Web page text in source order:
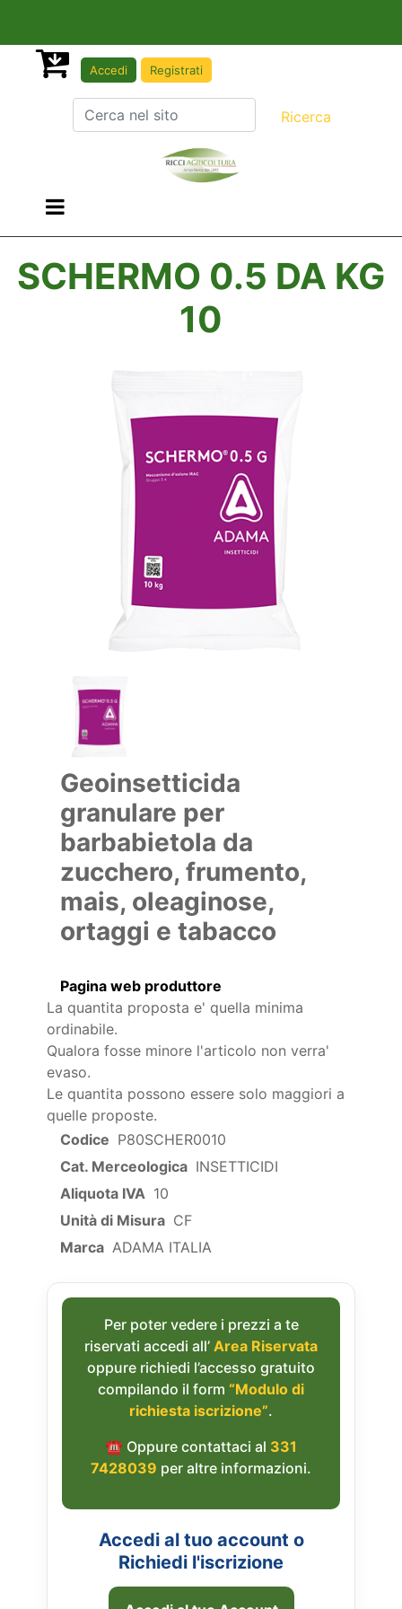
Accedi Registrati
Open menu
SCHERMO 0.5 DA KG
10
Geoinsetticida
granulare per
barbabietola da
zucchero, frumento,
mais, oleaginose,
ortaggi e tabacco
Pagina web produttore
La quantita proposta e' quella minima
ordinabile.
Qualora fosse minore l'articolo non verra'
evaso.
Le quantita possono essere solo maggiori a
quelle proposte.
Codice P80SCHER0010
Cat. Merceologica INSETTICIDI
Aliquota IVA 10
Unità di Misura CF
Marca ADAMA ITALIA
Per poter vedere i prezzi a te
riservati accedi all’ Area Riservata
oppure richiedi l’accesso gratuito
compilando il form “Modulo di
richiesta iscrizione”.
☎︎ Oppure contattaci al 331
7428039 per altre informazioni.
Accedi al tuo account o
Richiedi l'iscrizione